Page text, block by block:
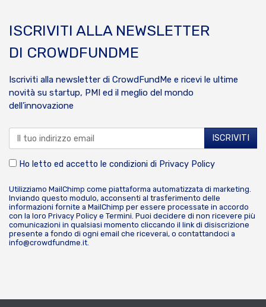
ISCRIVITI ALLA NEWSLETTER
DI CROWDFUNDME
Iscriviti alla newsletter di CrowdFundMe e ricevi le ultime
novità su startup, PMI ed il meglio del mondo
dell’innovazione
Ho letto ed accetto le condizioni di Privacy Policy
Utilizziamo MailChimp come piattaforma automatizzata di marketing.
Inviando questo modulo, acconsenti al trasferimento delle
informazioni fornite a MailChimp per essere processate in accordo
con la loro Privacy Policy e Termini . Puoi decidere di non ricevere più
comunicazioni in qualsiasi momento cliccando il link di disiscrizione
presente a fondo di ogni email che riceverai, o contattandoci a
info@crowdfundme.it